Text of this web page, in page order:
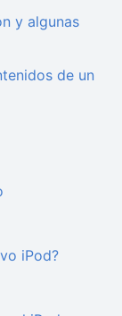
y algunas
de un
iPod?